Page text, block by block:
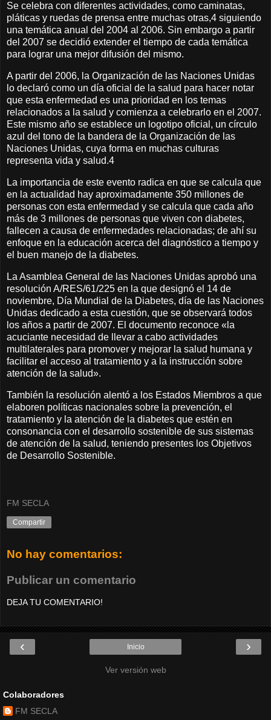
Se celebra con diferentes actividades, como caminatas,
pláticas y ruedas de prensa entre muchas otras,4​ siguiendo
una temática anual del 2004 al 2006. Sin embargo a partir
del 2007 se decidió extender el tiempo de cada temática
para lograr una mejor difusión del mismo.
A partir del 2006, la Organización de las Naciones Unidas
lo declaró como un día oficial de la salud para hacer notar
que esta enfermedad es una prioridad en los temas
relacionados a la salud y comienza a celebrarlo en el 2007.
Este mismo año se establece un logotipo oficial, un círculo
azul del tono de la bandera de la Organización de las
Naciones Unidas, cuya forma en muchas culturas
representa vida y salud.4
La importancia de este evento radica en que se calcula que
en la actualidad hay aproximadamente 350 millones de
personas con esta enfermedad y se calcula que cada año
más de 3 millones de personas que viven con diabetes,
fallecen a causa de enfermedades relacionadas; de ahí su
enfoque en la educación acerca del diagnóstico a tiempo y
el buen manejo de la diabetes.
La Asamblea General de las Naciones Unidas aprobó una
resolución A/RES/61/225 en la que designó el 14 de
noviembre, Día Mundial de la Diabetes, día de las Naciones
Unidas dedicado a esta cuestión, que se observará todos
los años a partir de 2007. El documento reconoce «la
acuciante necesidad de llevar a cabo actividades
multilaterales para promover y mejorar la salud humana y
facilitar el acceso al tratamiento y a la instrucción sobre
atención de la salud».
También la resolución alentó a los Estados Miembros a que
elaboren políticas nacionales sobre la prevención, el
tratamiento y la atención de la diabetes que estén en
consonancia con el desarrollo sostenible de sus sistemas
de atención de la salud, teniendo presentes los Objetivos
de Desarrollo Sostenible.
FM SECLA
Compartir
No hay comentarios:
Publicar un comentario
DEJA TU COMENTARIO!
‹ ›
Inicio
Ver versión web
Colaboradores
FM SECLA